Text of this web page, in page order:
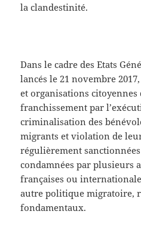
la clandestinité.
Dans le cadre des Etats
lancés le 21 novembre
et organisations citoyennes
franchissement par
criminalisation des
migrants et violation de
régulièrement
condamnées par plusieurs
françaises ou
autre politique migratoire,
fondamentaux.